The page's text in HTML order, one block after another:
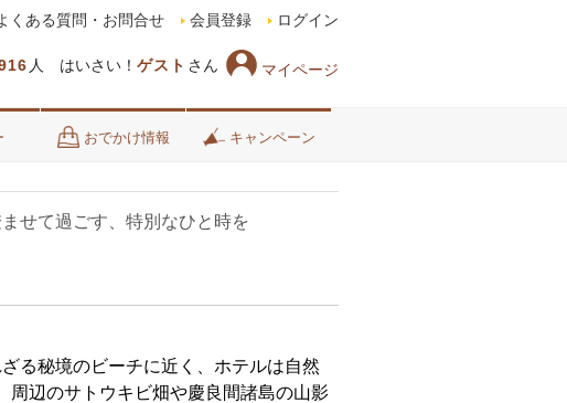
人 はいさい！ ゲスト さん マイページ
くある質問・お問合せ 会員登録 ログイン
おでかけ情報 キャンペーン
せて過ごす、特別なひと時を
る秘境のビーチに近く、ホテルは自然
周辺のサトウキビ畑や慶良間諸島の山影